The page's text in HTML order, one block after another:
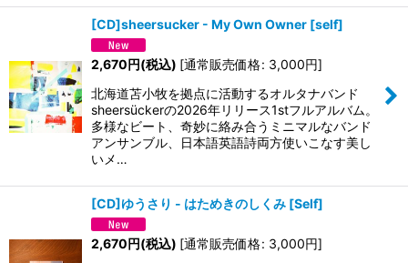
[CD]sheersucker - My Own Owner [self]
2,670円(税込) [通常販売価格: 3,000円]
北海道苫小牧を拠点に活動するオルタナバンド
sheersückerの2026年リリース1stフルアルバム。
多様なビート、奇妙に絡み合うミニマルなバンド
アンサンブル、日本語英語詩両方使いこなす美し
いメ…
[CD]ゆうさり - はためきのしくみ [Self]
2,670円(税込) [通常販売価格: 3,000円]